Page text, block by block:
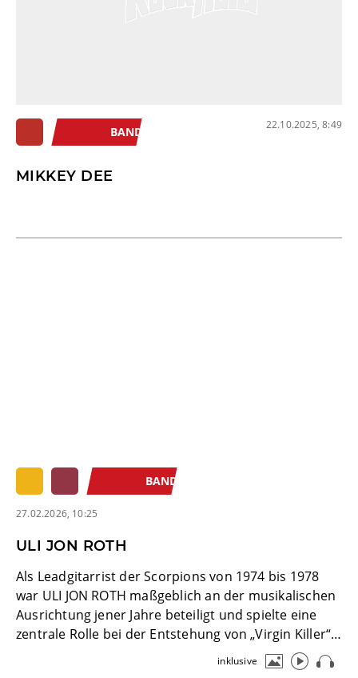
BAND 22.10.2025, 8:49
MIKKEY DEE
BAND
27.02.2026, 10:25
ULI JON ROTH
Als Leadgitarrist der Scorpions von 1974 bis 1978
war ULI JON ROTH maßgeblich an der musikalischen
Ausrichtung jener Jahre beteiligt und spielte eine
zentrale Rolle bei der Entstehung von „Virgin Killer“
(1976), das bis heute als stilbildend für den
inklusive